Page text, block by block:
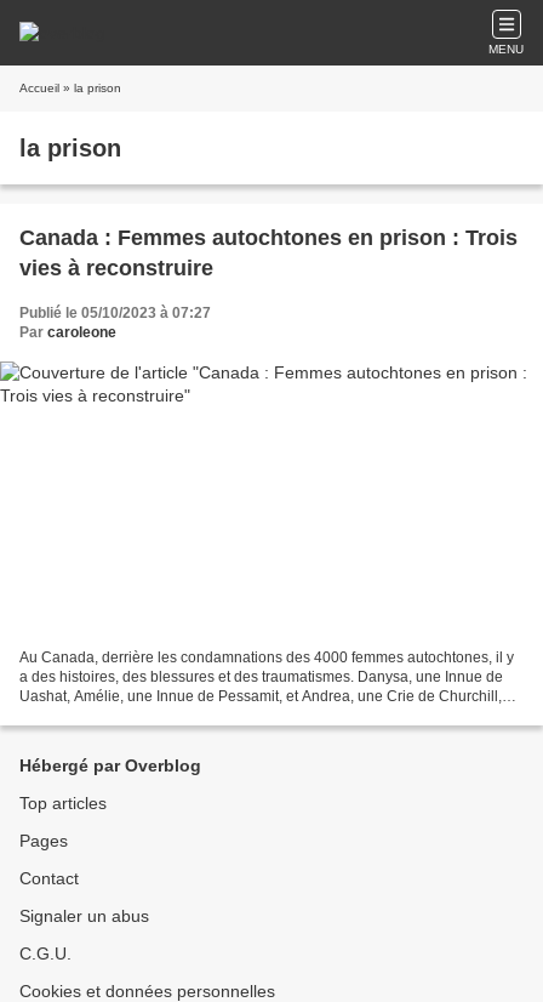
MENU
Accueil » la prison
la prison
Canada : Femmes autochtones en prison : Trois
vies à reconstruire
Publié le 05/10/2023 à 07:27
Par caroleone
Au Canada, derrière les condamnations des 4000 femmes autochtones, il y
a des histoires, des blessures et des traumatismes. Danysa, une Innue de
Uashat, Amélie, une Innue de Pessamit, et Andrea, une Crie de Churchill,
Hébergé par Overblog
Top articles
Pages
Contact
Signaler un abus
C.G.U.
Cookies et données personnelles